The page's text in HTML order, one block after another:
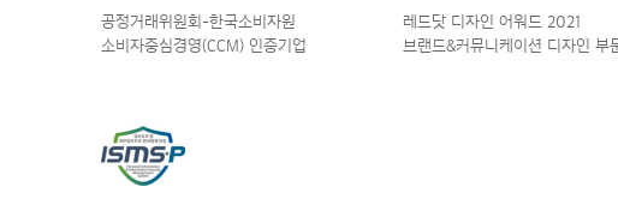
공정거래위원회-한국소비자원
소비자중심경영(CCM) 인증기업
레드닷 디자인 어워드 2021
브랜드&커뮤니케이션 디자인 부